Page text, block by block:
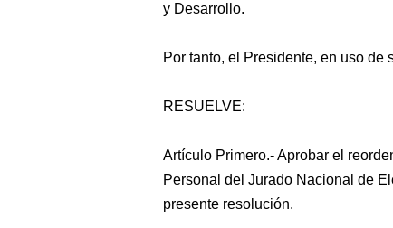
y Desarrollo.
Por tanto, el Presidente, en uso de
RESUELVE:
Artículo Primero.- Aprobar el
Personal del Jurado Nacional de
presente resolución.